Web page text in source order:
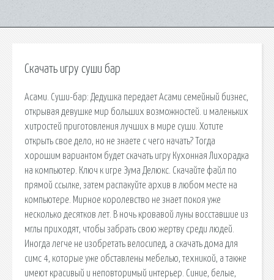
Скачать игру суши бар
Асами. Суши-бар: Дедушка передает Асами семейный бизнес,
открывая девушке мир больших возможностей. и маленьких
хитростей приготовления лучших в мире суши. Хотите
открыть свое дело, но не знаете с чего начать? Тогда
хорошим вариантом будет скачать игру Кухонная Лихорадка
на компьютер. Ключ к игре Зума Делюкс. Скачайте файл по
прямой ссылке, затем распакуйте архив в любом месте на
компьютере. Мирное королевство не знает покоя уже
несколько десятков лет. В ночь кровавой луны восставшие из
мглы приходят, чтобы забрать свою жертву среди людей.
Иногда легче не изобретать велосипед, а скачать дома для
симс 4, которые уже обставлены мебелью, техникой, а также
имеют красивый и неповторимый интерьер. Синие, белые,